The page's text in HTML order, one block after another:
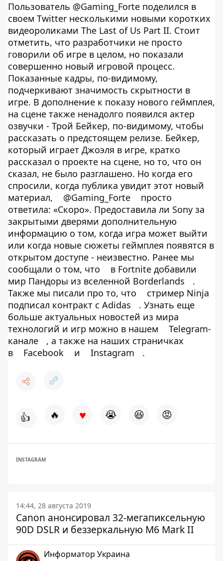
Пользователь @Gaming_Forte поделился в
своем Twitter несколькими новыми коротких
видеороликами The Last of Us Part II. Стоит
отметить, что разработчики не просто
говорили об игре в целом, но показали
совершенно новый игровой процесс.
Показанные кадры, по-видимому,
подчеркивают значимость скрытности в
игре. В дополнение к показу нового геймплея,
на сцене также ненадолго появился актер
озвучки - Трой Бейкер, по-видимому, чтобы
рассказать о предстоящем релизе. Бейкер,
который играет Джоэля в игре, кратко
рассказал о проекте на сцене, но то, что он
сказал, не было разглашено. Но когда его
спросили, когда публика увидит этот новый
материал,
@Gaming_Forte
просто
ответила: «Скоро». Предоставила ли Sony за
закрытыми дверями дополнительную
информацию о том, когда игра может выйти
или когда новые сюжеты геймплея появятся в
открытом доступе - неизвестно. Ранее мы
сообщали о том, что
в Fortnite добавили
мир Пандоры из вселенной Borderlands
.
Также мы писали про то, что
стример Ninja
подписал контракт с Adidas
. Узнать еще
больше актуальных новостей из мира
технологий и игр можно в нашем
Telegram-
канале
, а также на наших страничках
в
Facebook и Instagram .
👍 🔥 ♥ 😭 😆 😡
INSTAGRAM
14:44, 28 августа 2019
Canon анонсировал 32-мегапиксельную
90D DSLR и беззеркальную M6 Mark II
Информатор Украина